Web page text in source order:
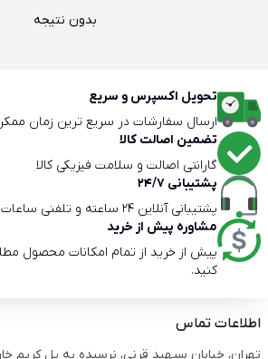
بدون نتیجه
تحویل اکسپرس و سریع
ارسال سفارشات در سریع ترین زمان
تضمین اصالت کالا
گارانتی اصالت و سلامت فیزیکی کالا
پشتیبانی 24/7
پشتیبانی آنلاین 24 ساعته و تلفنی ساعات اداری
مشاوره پیش از خرید
پیش از خرید از تمام امکانات محصول
کنید.
اطلاعات تماس
تهران، خیابان سپهبد قرنی، نرسیده به پل کریم